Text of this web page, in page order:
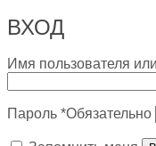
ВХОД
Имя пользователя
Пароль *Обязательно